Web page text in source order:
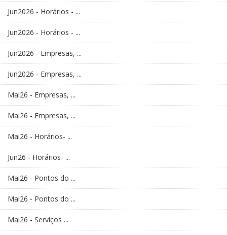
Jun2026 - Horários - ...
Jun2026 - Horários - ...
Jun2026 - Empresas, ...
Jun2026 - Empresas, ...
Mai26 - Empresas, ...
Mai26 - Empresas, ...
Mai26 - Horários- ...
Jun26 - Horários- ...
Mai26 - Pontos do ...
Mai26 - Pontos do ...
Mai26 - Serviços ...